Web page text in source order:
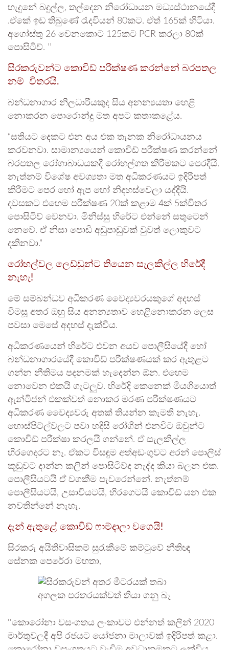
හැදුනේ බදුල්ල, තල්දෙන නිරෝධායන මධ්‍යස්ථානයේදී
.ඒකේ ඉඩ තිබුණේ රැදවියන් 80කට. ඒත් 165ක් හිටියා.
අගෝස්තු 26 වෙනකොට 125කට PCR කරලා 80ක්
පොසිටිව්. ’’
සිරකරුවන්ට කොවිඩ් පරීක්ෂණ කරන්නේ බරපතල
නම් විතරයි.
බන්ධනාගාර නිලධාරීයකුද සිය අනන්‍යයතා හෙළි
නොකරන පොරොන්දු මත අපට කතාකළේය.
“සතියට දෙකට එන අය එක තැනක නිරෝධායනය
කරවනවා. සාමාන්‍යයෙන් කොවිඩ් පරීක්ෂණ කරන්නේ
බරපතල රෝගාබාධයකදී රෝහල්ගත කිරීමකට පෙරදීයි.
නැත්නම් විශේෂ අවශ්‍යතා මත අධිකරණයට ඉදිරීපත්
කිරීමට පෙර හෝ ඇප හෝ නිදහස්වෙලා යද්දීයි.
දවසකට එහෙම පරීක්ෂණ 20ක් කළාම 4ක් 5ක්විතර
පොසිටිව් වෙනවා. මිනිස්සු හිරේට එන්නේ සතුටෙන්
නෙවේ. ඒ නිසා පොඩි අඩුපාඩුවක් වුවත් ලොකුවට
දකිනවා.”
රෝහල්වල ලෙඩ්ඩුන්ට තියෙන සැලකිල්ල හිරේදී
නැහැ!
මේ සම්බන්ධව අධිකරණ වෛද්‍යවරයකුගේ අදහස්
විමසූ අතර ඔහු සිය අනන්‍යතාව හෙළිනොකරන ලෙස
පවසා මෙසේ අදහස් දැක්වීය.
අධිකරණයෙන් හිරේට එවන අයව පොලීසියේදී හෝ
බන්ධනාගාරයේදී කොවිඩ් පරීක්ෂණයක් කර ඇතුළට
ගන්න නීතිමය පදනමක් හැදෙන්න ඕන. එහෙම
නොවෙන එකයි ගැටලුව. හිරේදි කෙනෙක් මියගියොත්
ඇන්ටිජන් එකක්වත් නොකර මරණ පරීක්ෂණයට
අධිකරණ වෛද්‍යවරු අතක් තියන්න කැමති නැහැ.
හොස්පිට්ල්වලට පවා හදිසි රෝගීන් එනවිට ඔවුන්ට
කොවිඩ් පරීක්ෂා කරලයි ගන්නේ. ඒ සැලකිල්ල
හිරගෙදරට නෑ. ඒකට විසඳුම අත්අඩංගුවට අරන් පොලිස්
කූඩුවට දාන්න කලින් පොසිටිව්ද නැද්ද කියා බලන එක.
පොලීසියටයි ඒ වගකීම පැවරෙන්නේ. නැත්නම්
පොලීසියටයි, උසාවියටයි, හිරගෙටයි කොවිඩ් යන එක
නවතින්නේ නැහැ.
දැන් ඇතුළේ කොවිඩ් ෆාම්දාලා වගෙයි!
සිරකරු අයිතිවාසිකම් සුරැකීමේ කම්ටුවේ නීතිඥ
සේනක පෙරේරා මහතා,‍
‘‘කොරෝනා වසංගතය ලංකාවට එන්නත් කලින් 2020
මාර්තුවලදී අපි රජයට යෝජනා මාලාවක් ඉදිරිපත් කළා.